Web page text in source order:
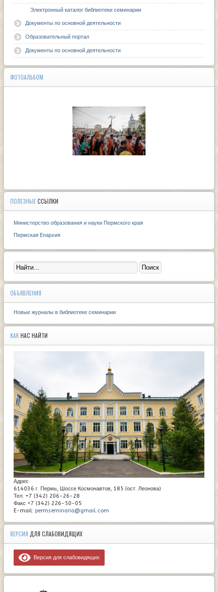
Электронный каталог библиотеки семинарии
Документы по основной деятельности
Образовательный портал
Документы по основной деятельности
ФОТОАЛЬБОМ
ПОЛЕЗНЫЕССЫЛКИ
Министерство образования и науки Пермского края
Пермская Eпархия
ОБЪЯВЛЕНИЯ
Новые журналы в библиотеке семинарии
КАКНАС НАЙТИ
Адрес
614036 г. Пермь, Шоссе Космонавтов, 185 (ост. Леонова)
Тел. +7 (342) 206-26-28
Факс +7 (342) 226-50-05
E-mail: permseminaria@gmail.com
ВЕРСИЯ ДЛЯ СЛАБОВИДЯЩИХ
Версия для слабовидящих